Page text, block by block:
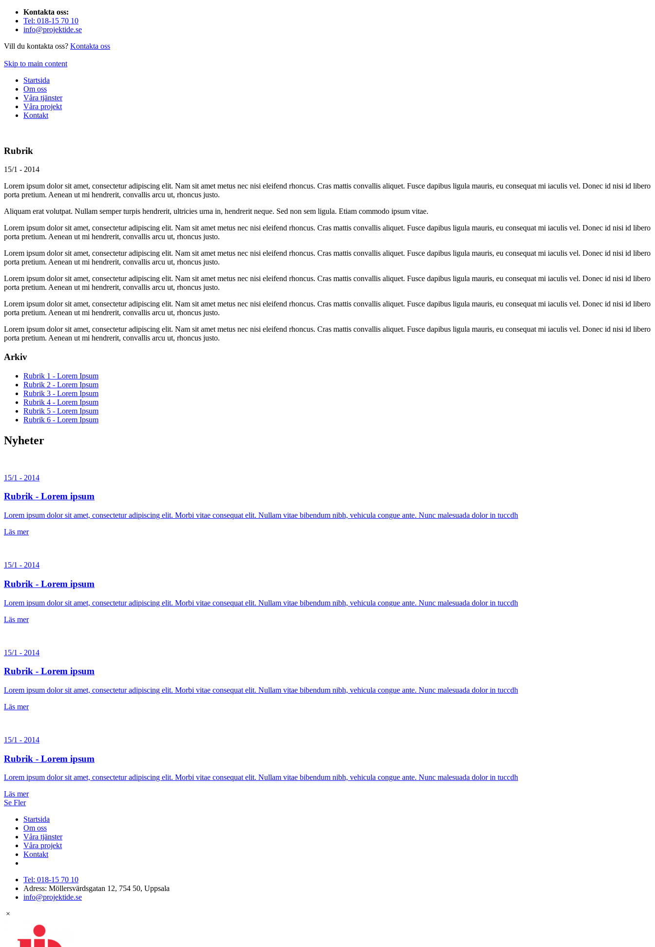
Kontakta oss:
Tel: 018-15 70 10
info@projektide.se
Vill du kontakta oss? Kontakta oss
Skip to main content
Startsida
Om oss
Våra tjänster
Våra projekt
Kontakt
Rubrik
15/1 - 2014
Lorem ipsum dolor sit amet, consectetur adipiscing elit. Nam sit amet metus nec nisi eleifend rhoncus. Cras mattis convallis aliquet. Fusce dapibus ligula mauris, eu consequat mi iaculis vel. Donec id nisi id libero
porta pretium. Aenean ut mi hendrerit, convallis arcu ut, rhoncus justo.
Aliquam erat volutpat. Nullam semper turpis hendrerit, ultricies urna in, hendrerit neque. Sed non sem ligula. Etiam commodo ipsum vitae.
Lorem ipsum dolor sit amet, consectetur adipiscing elit. Nam sit amet metus nec nisi eleifend rhoncus. Cras mattis convallis aliquet. Fusce dapibus ligula mauris, eu consequat mi iaculis vel. Donec id nisi id libero
porta pretium. Aenean ut mi hendrerit, convallis arcu ut, rhoncus justo.
Lorem ipsum dolor sit amet, consectetur adipiscing elit. Nam sit amet metus nec nisi eleifend rhoncus. Cras mattis convallis aliquet. Fusce dapibus ligula mauris, eu consequat mi iaculis vel. Donec id nisi id libero
porta pretium. Aenean ut mi hendrerit, convallis arcu ut, rhoncus justo.
Lorem ipsum dolor sit amet, consectetur adipiscing elit. Nam sit amet metus nec nisi eleifend rhoncus. Cras mattis convallis aliquet. Fusce dapibus ligula mauris, eu consequat mi iaculis vel. Donec id nisi id libero
porta pretium. Aenean ut mi hendrerit, convallis arcu ut, rhoncus justo.
Lorem ipsum dolor sit amet, consectetur adipiscing elit. Nam sit amet metus nec nisi eleifend rhoncus. Cras mattis convallis aliquet. Fusce dapibus ligula mauris, eu consequat mi iaculis vel. Donec id nisi id libero
porta pretium. Aenean ut mi hendrerit, convallis arcu ut, rhoncus justo.
Lorem ipsum dolor sit amet, consectetur adipiscing elit. Nam sit amet metus nec nisi eleifend rhoncus. Cras mattis convallis aliquet. Fusce dapibus ligula mauris, eu consequat mi iaculis vel. Donec id nisi id libero
porta pretium. Aenean ut mi hendrerit, convallis arcu ut, rhoncus justo.
Arkiv
Rubrik 1 - Lorem Ipsum
Rubrik 2 - Lorem Ipsum
Rubrik 3 - Lorem Ipsum
Rubrik 4 - Lorem Ipsum
Rubrik 5 - Lorem Ipsum
Rubrik 6 - Lorem Ipsum
Nyheter
15/1 - 2014
Rubrik - Lorem ipsum
Lorem ipsum dolor sit amet, consectetur adipiscing elit. Morbi vitae consequat elit. Nullam vitae bibendum nibh, vehicula congue ante. Nunc malesuada dolor in tuccdh
Läs mer
15/1 - 2014
Rubrik - Lorem ipsum
Lorem ipsum dolor sit amet, consectetur adipiscing elit. Morbi vitae consequat elit. Nullam vitae bibendum nibh, vehicula congue ante. Nunc malesuada dolor in tuccdh
Läs mer
15/1 - 2014
Rubrik - Lorem ipsum
Lorem ipsum dolor sit amet, consectetur adipiscing elit. Morbi vitae consequat elit. Nullam vitae bibendum nibh, vehicula congue ante. Nunc malesuada dolor in tuccdh
Läs mer
15/1 - 2014
Rubrik - Lorem ipsum
Lorem ipsum dolor sit amet, consectetur adipiscing elit. Morbi vitae consequat elit. Nullam vitae bibendum nibh, vehicula congue ante. Nunc malesuada dolor in tuccdh
Läs mer
Se Fler
Startsida
Om oss
Våra tjänster
Våra projekt
Kontakt
Tel: 018-15 70 10
Adress: Möllersvärdsgatan 12, 754 50, Uppsala
info@projektide.se
×